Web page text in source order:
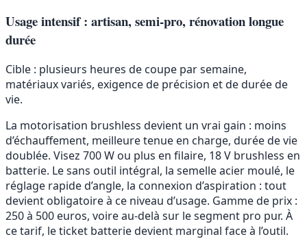
Usage intensif : artisan, semi-pro, rénovation longue
durée
Cible : plusieurs heures de coupe par semaine,
matériaux variés, exigence de précision et de durée de
vie.
La motorisation brushless devient un vrai gain : moins
d’échauffement, meilleure tenue en charge, durée de vie
doublée. Visez 700 W ou plus en filaire, 18 V brushless en
batterie. Le sans outil intégral, la semelle acier moulé, le
réglage rapide d’angle, la connexion d’aspiration : tout
devient obligatoire à ce niveau d’usage. Gamme de prix :
250 à 500 euros, voire au-delà sur le segment pro pur. À
ce tarif, le ticket batterie devient marginal face à l’outil.